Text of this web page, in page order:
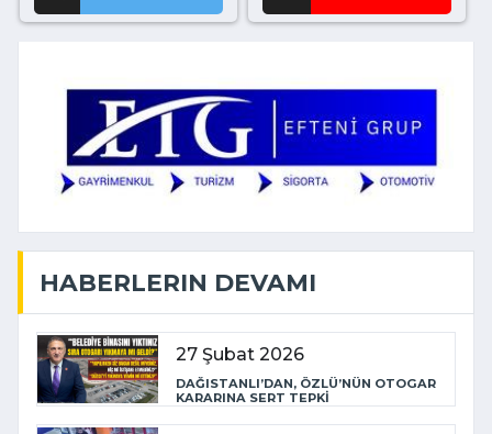
HABERLERIN DEVAMI
27 Şubat 2026
DAĞISTANLI’DAN, ÖZLÜ’NÜN OTOGAR
KARARINA SERT TEPKİ